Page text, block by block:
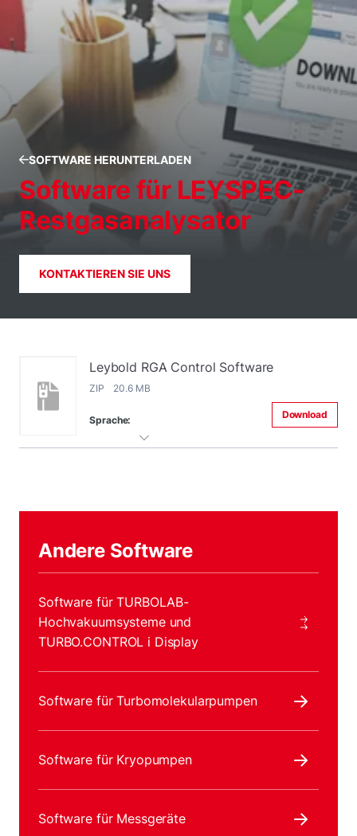
SOFTWARE HERUNTERLADEN
Software für LEYSPEC-
Restgasanalysator
KONTAKTIEREN SIE UNS
Leybold RGA Control Software
ZIP 20.6 MB
Sprache: Download
Andere Software
Software für TURBOLAB-
Hochvakuumsysteme und
TURBO.CONTROL i Display
Software für Turbomolekularpumpen
Software für Kryopumpen
Software für Messgeräte